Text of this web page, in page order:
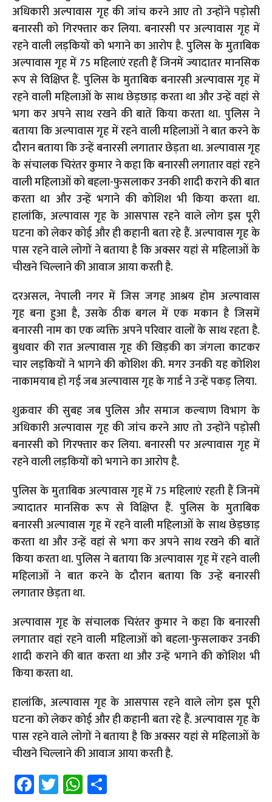
दरअसल, नेपाली नगर में जिस जगह आश्रय होम अल्पावास
गृह बना हुआ है, उसके ठीक बगल में एक मकान है जिसमें
बनारसी नाम का एक व्यक्ति अपने परिवार वालों के साथ रहता है.
बुधवार की रात अल्पावास गृह की खिड़की का जंगला काटकर
चार लड़कियों ने भागने की कोशिश की. मगर उनकी यह कोशिश
नाकामयाब हो गई जब अल्पावास गृह के गार्ड ने उन्हें पकड़ लिया.
शुक्रवार की सुबह जब पुलिस और समाज कल्याण विभाग के
अधिकारी अल्पावास गृह की जांच करने आए तो उन्होंने पड़ोसी
बनारसी को गिरफ्तार कर लिया. बनारसी पर अल्पावास गृह में
रहने वाली लड़कियों को भगाने का आरोप है.
पुलिस के मुताबिक अल्पावास गृह में 75 महिलाएं रहती हैं जिनमें
ज्यादातर मानसिक रूप से विक्षिप्त हैं. पुलिस के मुताबिक
बनारसी अल्पावास गृह में रहने वाली महिलाओं के साथ छेड़छाड़
करता था और उन्हें वहां से भगा कर अपने साथ रखने की बातें
किया करता था. पुलिस ने बताया कि अल्पावास गृह में रहने वाली
महिलाओं ने बात करने के दौरान बताया कि उन्हें बनारसी
लगातार छेड़ता था.
अल्पावास गृह के संचालक चिरंतर कुमार ने कहा कि बनारसी
लगातार वहां रहने वाली महिलाओं को बहला-फुसलाकर उनकी
शादी कराने की बात करता था और उन्हें भगाने की कोशिश भी
किया करता था.
हालांकि, अल्पावास गृह के आसपास रहने वाले लोग इस पूरी
घटना को लेकर कोई और ही कहानी बता रहे हैं. अल्पावास गृह के
पास रहने वाले लोगों ने बताया है कि अक्सर यहां से महिलाओं के
चीखने चिल्लाने की आवाज आया करती है.
Fa T W